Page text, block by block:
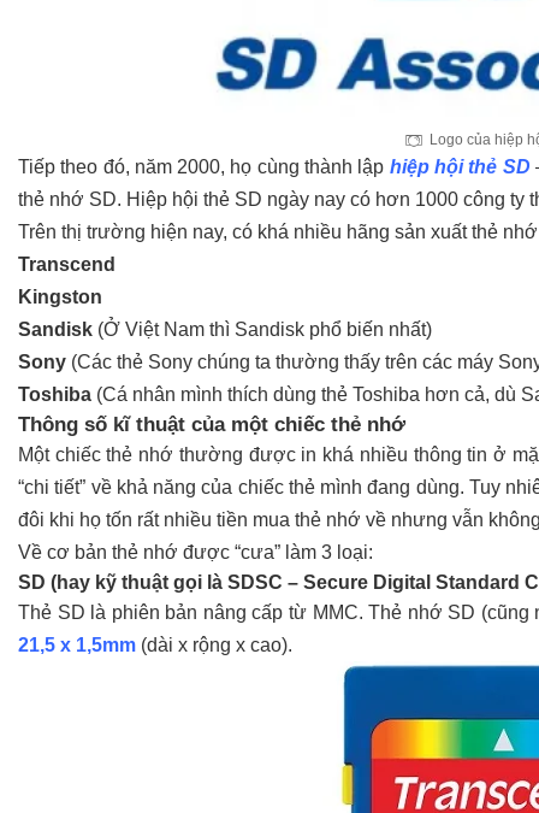
Logo của hiệp
Tiếp theo đó, năm 2000, họ cùng thành lập hiệp hội thẻ SD
thẻ nhớ SD. Hiệp hội thẻ SD ngày nay có hơn 1000 công ty
Trên thị trường hiện nay, có khá nhiều hãng sản xuất thẻ
Transcend
Kingston
Sandisk (Ở Việt Nam thì Sandisk phổ biến nhất)
Sony (Các thẻ Sony chúng ta thường thấy trên các máy
Toshiba (Cá nhân mình thích dùng thẻ Toshiba hơn cả, dù
Thông số kĩ thuật của một chiếc thẻ nhớ
Một chiếc thẻ nhớ thường được in khá nhiều thông tin ở
“chi tiết” về khả năng của chiếc thẻ mình đang dùng. Tuy
đôi khi họ tốn rất nhiều tiền mua thẻ nhớ về nhưng vẫn
Về cơ bản thẻ nhớ được “cưa” làm 3 loại:
SD (hay kỹ thuật gọi là SDSC – Secure Digital Standard
Thẻ SD là phiên bản nâng cấp từ MMC. Thẻ nhớ SD
21,5 x 1,5mm (dài x rộng x cao).